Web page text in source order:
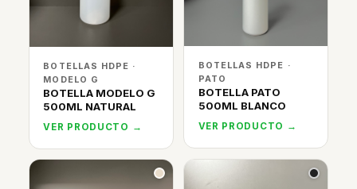
BOTELLAS HDPE ·
MODELO G
BOTELLA MODELO G
500ML NATURAL
VER PRODUCTO →
BOTELLAS HDPE ·
PATO
BOTELLA PATO
500ML BLANCO
VER PRODUCTO →